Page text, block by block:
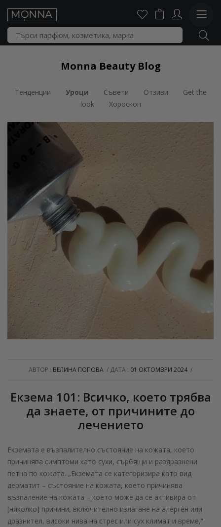
Monna Beauty Blog
Тенденции Уроци Съвети Отзиви
Get the
look
Хороскоп
АВТОР : ВЕЛИНА ПОПОВА ДАТА : 01 ОКТОМВРИ 2024
Екзема 101: Всичко, което трябва
да знаете, от причините до
лечението
Екземата е възпалително състояние на кожата, което
причинява симптоми като сухи, сърбящи и раздразнени
петна по кожата. „Екземата се категоризира като вид
дерматит – състояние на кожата, което причинява
възпаление на кожата – което може да се активира от
[няколко] причини, включително излагане на алерген или
дразнител, високи нива на стрес или сух климат и време,“